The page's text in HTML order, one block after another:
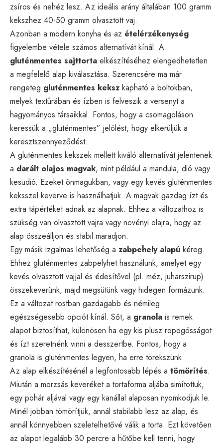
zsíros és nehéz lesz. Az ideális arány általában 100 gramm
kekszhez 40-50 gramm olvasztott vaj.
Azonban a modern konyha és az ételérzékenység
figyelembe vétele számos alternatívát kínál. A
gluténmentes sajttorta elkészítéséhez elengedhetetlen
a megfelelő alap kiválasztása. Szerencsére ma már
rengeteg gluténmentes keksz kapható a boltokban,
melyek textúrában és ízben is felveszik a versenyt a
hagyományos társaikkal. Fontos, hogy a csomagoláson
keressük a „gluténmentes” jelölést, hogy elkerüljük a
keresztszennyeződést.
A gluténmentes kekszek mellett kiváló alternatívát jelentenek
a darált olajos magvak, mint például a mandula, dió vagy
kesudió. Ezeket önmagukban, vagy egy kevés gluténmentes
keksszel keverve is használhatjuk. A magvak gazdag ízt és
extra tápértéket adnak az alapnak. Ehhez a változathoz is
szükség van olvasztott vajra vagy növényi olajra, hogy az
alap összeálljon és stabil maradjon.
Egy másik izgalmas lehetőség a zabpehely alapú kéreg.
Ehhez gluténmentes zabpelyhet használunk, amelyet egy
kevés olvasztott vajjal és édesítővel (pl. méz, juharszirup)
összekeverünk, majd megsütünk vagy hidegen formázunk.
Ez a változat rostban gazdagabb és némileg
egészségesebb opciót kínál. Sőt, a granola is remek
alapot biztosíthat, különösen ha egy kis plusz ropogósságot
és ízt szeretnénk vinni a desszertbe. Fontos, hogy a
granola is gluténmentes legyen, ha erre törekszünk.
Az alap elkészítésénél a legfontosabb lépés a tömörítés.
Miután a morzsás keveréket a tortaforma aljába simítottuk,
egy pohár aljával vagy egy kanállal alaposan nyomkodjuk le.
Minél jobban tömörítjük, annál stabilabb lesz az alap, és
annál könnyebben szeletelhetővé válik a torta. Ezt követően
az alapot legalább 30 percre a hűtőbe kell tenni, hogy